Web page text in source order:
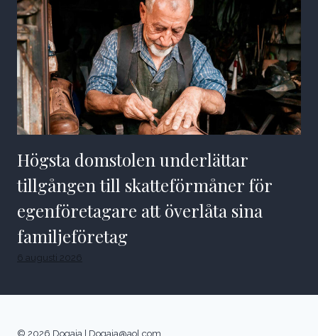
Högsta domstolen underlättar
tillgången till skatteförmåner för
egenföretagare att överlåta sina
familjeföretag
6 augusti 2026
© 2026 Dogaja | Dogaja@aol.com